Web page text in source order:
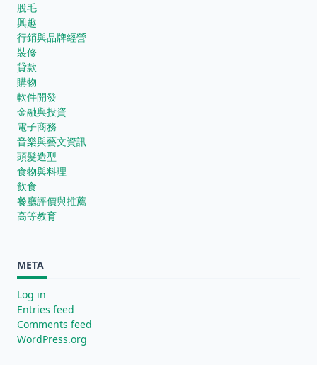
脫毛
興趣
行銷與品牌經營
裝修
貸款
購物
軟件開發
金融與投資
電子商務
音樂與藝文資訊
頭髮造型
食物與料理
飲食
餐廳評價與推薦
高等教育
META
Log in
Entries feed
Comments feed
WordPress.org